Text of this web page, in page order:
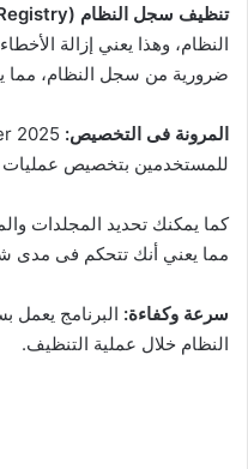
تنظيف سجل النظام (Registry):
النظام، وهذا يعني إزالة
ضرورية من سجل النظام، مما
المرونة فى التخصيص:
للمستخدمين بتخصيص عمليات
كما يمكنك تحديد المجلدات
مما يعني أنك تتحكم فى مدى
سرعة وكفاءة: البرنامج يعمل
النظام خلال عملية التنظيف.